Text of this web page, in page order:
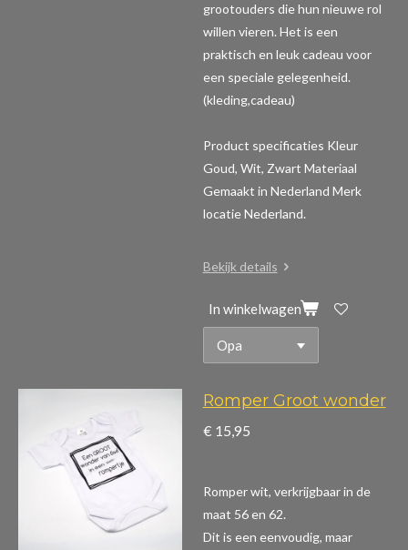
grootouders die hun nieuwe rol
willen vieren. Het is een
praktisch en leuk cadeau voor
een speciale gelegenheid.
(kleding,cadeau)
Product specificaties Kleur
Goud, Wit, Zwart Materiaal
Gemaakt in Nederland Merk
locatie Nederland.
Bekijk details
In winkelwagen
Romper Groot wonder
€ 15,95
Romper wit, verkrijgbaar in de
maat 56 en 62.
Dit is een eenvoudig, maar